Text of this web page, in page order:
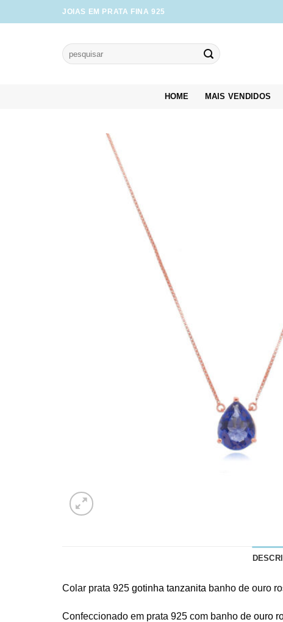
to
JOIAS EM PRATA FINA 925
Pesquisar
por:
HOME MAIS VENDIDOS
Colar prata 925 gotinha tanzanita banho de ouro
Confeccionado em prata 925 com banho de ouro